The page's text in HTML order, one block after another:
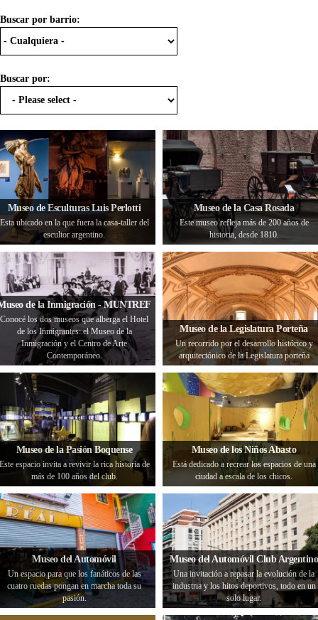
Buscar por barrio:
Buscar por:
Museo de Esculturas Luis Perlotti
Esta ubicado en la que fuera la casa-taller del
escultor argentino.
Museo de la Casa Rosada
Este museo refleja más de 200 años de
historia, desde 1810.
de la Inmigración - MUNTREF
Conocé los dos museos que alberga el Hotel
de los Inmigrantes: el Museo de la
Inmigración y el Centro de Arte
Contemporáneo.
Museo de la Legislatura Porteña
Un recorrido por el desarrollo histórico y
arquitectónico de la Legislatura porteña
Museo de la Pasión Boquense
espacio invita a revivir la rica historia de
más de 100 años del club.
Museo de los Niños Abasto
Está dedicado a recrear los espacios de una
ciudad a escala de los chicos.
Museo del Automóvil
Un espacio para que los fanáticos de las
cuatro ruedas pongan en marcha toda su
pasión.
Museo del Automóvil Club Argentino
Una invitación a repasar la evolución de la
industria y los hitos deportivos, todo en un
solo lugar.